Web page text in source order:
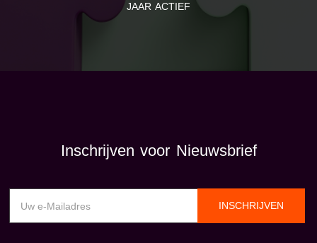
JAAR ACTIEF
Inschrijven voor Nieuwsbrief
INSCHRIJVEN